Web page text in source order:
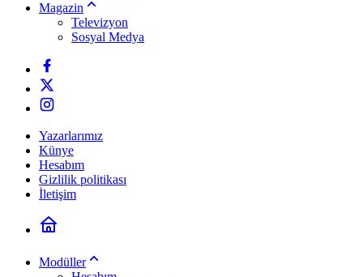
Magazin
Televizyon
Sosyal Medya
Yazarlarımız
Künye
Hesabım
Gizlilik politikası
İletişim
Modüller